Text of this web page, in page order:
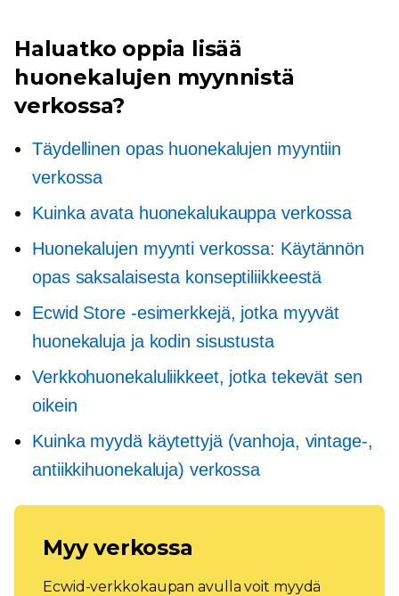
Haluatko oppia lisää
huonekalujen myynnistä
verkossa?
Täydellinen opas huonekalujen myyntiin
verkossa
Kuinka avata huonekalukauppa verkossa
Huonekalujen myynti verkossa: Käytännön
opas saksalaisesta konseptiliikkeestä
Ecwid Store -esimerkkejä, jotka myyvät
huonekaluja ja kodin sisustusta
Verkkohuonekaluliikkeet, jotka tekevät sen
oikein
Kuinka myydä käytettyjä (vanhoja, vintage-,
antiikkihuonekaluja) verkossa
Myy verkossa
Ecwid-verkkokaupan avulla voit myydä